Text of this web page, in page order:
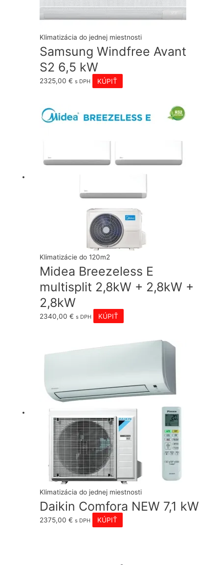
Klimatizácia do jednej miestnosti
Samsung Windfree Avant
S2 6,5 kW
2325,00€ s DPH KÚPIŤ
Klimatizácie do 120m2
Midea Breezeless E
multisplit 2,8kW + 2,8kW +
2,8kW
2340,00€ s DPH KÚPIŤ
Klimatizácia do jednej miestnosti
Daikin Comfora NEW 7,1 kW
2375,00€ s DPH KÚPIŤ